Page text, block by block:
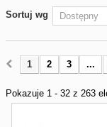
Sortuj wg
1 2 3 ...
Pokazuje 1 - 32 z 263